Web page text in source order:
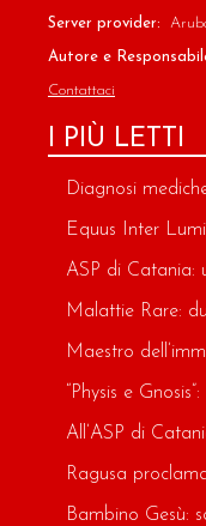
Server provider:
Autore e
Contattaci
I PIÙ LETTI
Diagnosi
Equus Inter
ASP di Catania:
Malattie Rare:
Maestro
“Physis e
All’ASP di
Ragusa
Bambino Gesù: